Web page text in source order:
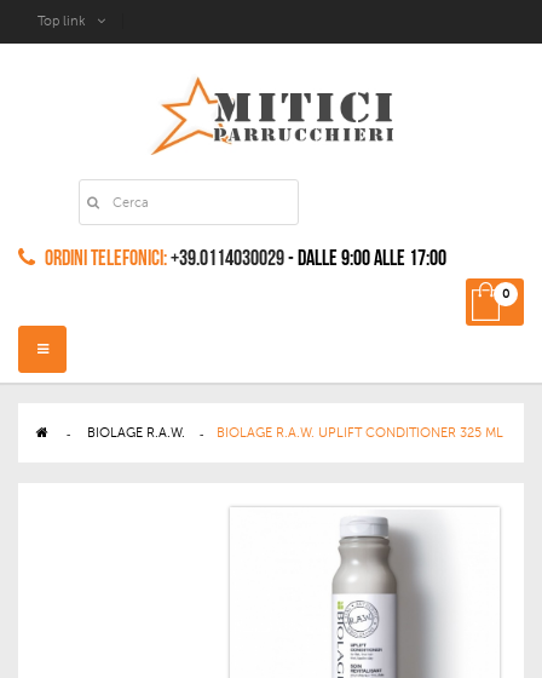
Top link
Ordini Telefonici:+39.0114030029- dalle 9:00 alle 17:00
0
Navigazione
Toggle
> BIOLAGE R.A.W. > BIOLAGE R.A.W. UPLIFT CONDITIONER 325 ML